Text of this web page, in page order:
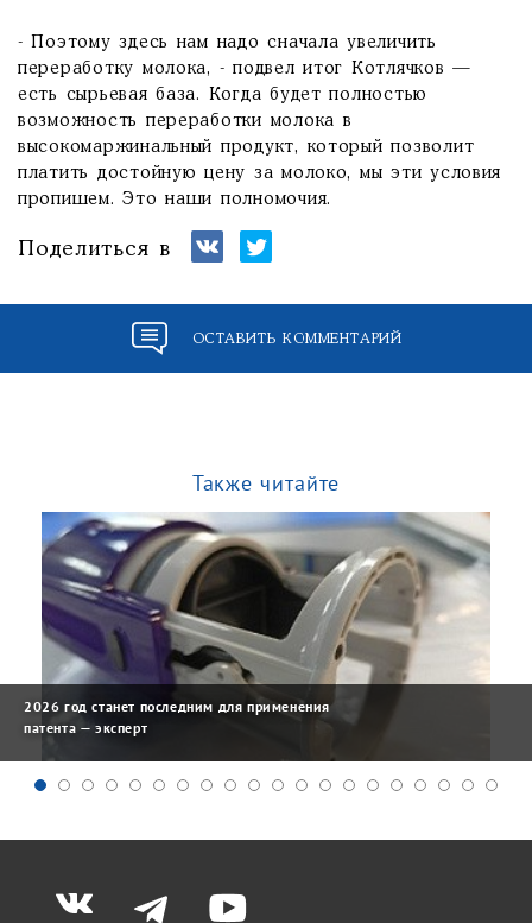
- Поэтому здесь нам надо сначала увеличить
переработку молока, - подвел итог Котлячков —
есть сырьевая база. Когда будет полностью
возможность переработки молока в
высокомаржинальный продукт, который позволит
платить достойную цену за молоко, мы эти условия
пропишем. Это наши полномочия.
Поделиться в
ОСТАВИТЬ КОММЕНТАРИЙ
Также читайте
2026 год станет последним для применения
патента — эксперт